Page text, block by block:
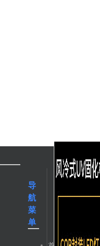
导
航
菜
单